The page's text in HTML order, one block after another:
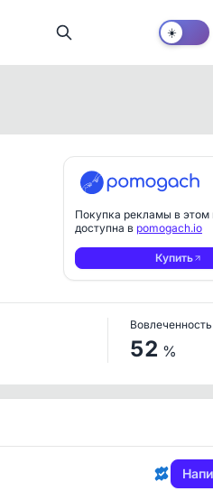
☀️
Покупка рекламы в этом
доступна в pomogach.io
Купить
Вовлеченность
52 %